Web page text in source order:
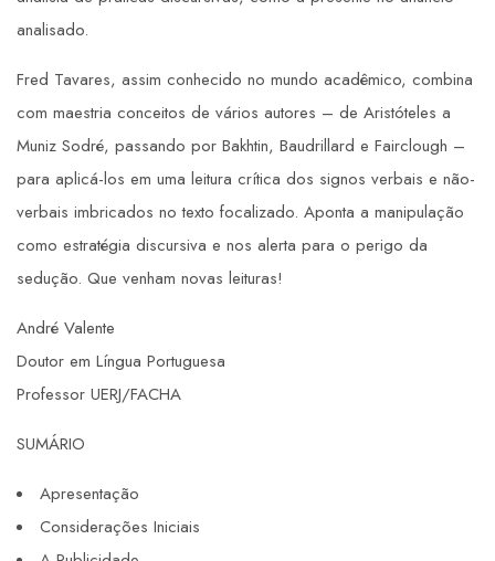
analisado.
Fred Tavares, assim conhecido no mundo acadêmico, combina
com maestria conceitos de vários autores – de Aristóteles a
Muniz Sodré, passando por Bakhtin, Baudrillard e Fairclough –
para aplicá-los em uma leitura crítica dos signos verbais e não-
verbais imbricados no texto focalizado. Aponta a manipulação
como estratégia discursiva e nos alerta para o perigo da
sedução. Que venham novas leituras!
André Valente
Doutor em Língua Portuguesa
Professor UERJ/FACHA
SUMÁRIO
Apresentação
Considerações Iniciais